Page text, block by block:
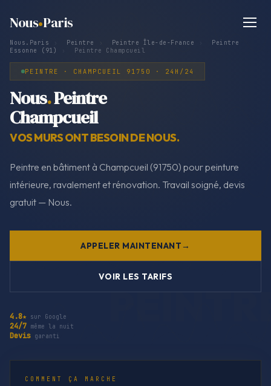
Nous Paris
Nous.Paris Peintre Peintre Île-de-France
Peintre
Essonne (91)
Peintre Champcueil
PEINTRE · CHAMPCUEIL 91750 · 24H/24
Nous.Peintre
Champcueil
VOS MURS ONT BESOIN DE NOUS.
Peintre en bâtiment à Champcueil (91750) pour peinture
intérieure, ravalement et rénovation. Travail soigné, devis
gratuit — Nous.
APPELER MAINTENANT
VOIR LES TARIFS
4.8★ sur Google
24/7 même la nuit
Devis garanti
COMMENT ÇA MARCHE